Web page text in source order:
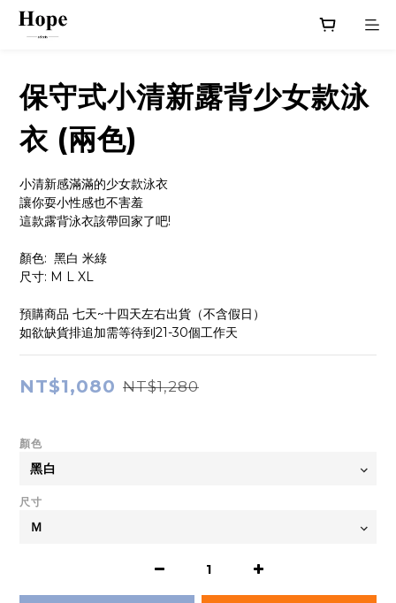
保守式小清新露背少女款泳
衣 (兩色)
小清新感滿滿的少女款泳衣
讓你耍小性感也不害羞
這款露背泳衣該帶回家了吧!
顏色:  黑白 米綠
尺寸: M L XL
預購商品 七天~十四天左右出貨（不含假日）
如欲缺貨排追加需等待到21-30個工作天
NT$1,080 NT$1,280
顏色
尺寸